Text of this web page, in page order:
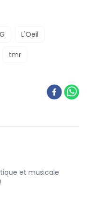
L'Oeil
tmr
et musicale